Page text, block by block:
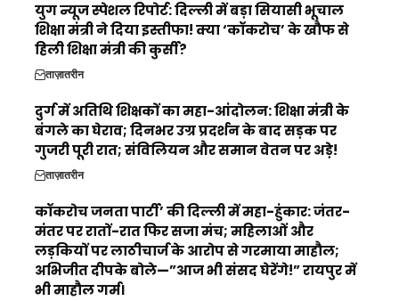
युग न्यूज स्पेशल रिपोर्ट: दिल्ली में बड़ा सियासी भूचाल
शिक्षा मंत्री ने दिया इस्तीफा! क्या ‘कॉकरोच’ के खौफ से
हिली शिक्षा मंत्री की कुर्सी?
ताज़ातरीन
दुर्ग में अतिथि शिक्षकों का महा-आंदोलन: शिक्षा मंत्री के
बंगले का घेराव; दिनभर उग्र प्रदर्शन के बाद सड़क पर
गुजरी पूरी रात; संविलियन और समान वेतन पर अड़े!
ताज़ातरीन
कॉकरोच जनता पार्टी’ की दिल्ली में महा-हुंकार: जंतर-
मंतर पर रातों-रात फिर सजा मंच; महिलाओं और
लड़कियों पर लाठीचार्ज के आरोप से गरमाया माहौल;
अभिजीत दीपके बोले—”आज भी संसद घेरेंगे!” रायपुर में
भी माहौल गर्म।